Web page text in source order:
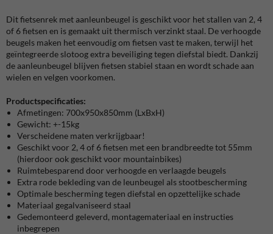
Dit fietsenrek met aanleunbeugel is geschikt voor het stallen van 2, 4
of 6 fietsen en is gemaakt uit thermisch verzinkt staal. De verhoogde
beugels maken het eenvoudig om fietsen vast te maken, terwijl het
geïntegreerde slotoog extra beveiliging tegen diefstal biedt. Dankzij
de aanleunbeugel blijven fietsen stabiel staan en wordt schade aan
wielen en velgen voorkomen.
Productspecificaties:
Afmetingen: 700x950x850mm (LxBxH)
Gewicht: +-15kg
Verscheidene maten verkrijgbaar!
Geschikt voor 2, 4 of 6 fietsen met een brandbreedte tot 55mm
(hierdoor ook geschikt voor mountainbikes)
Ruimtebesparend door verhoogde en verlaagde beugels
Extra rode bekleding van de leunbeugel als stootbescherming
Optimale bescherming tegen diefstal en opzettelijke schade
Materiaal gegalvaniseerd staal
Gedemonteerd geleverd, montagemateriaal en instructies
inbegrepen